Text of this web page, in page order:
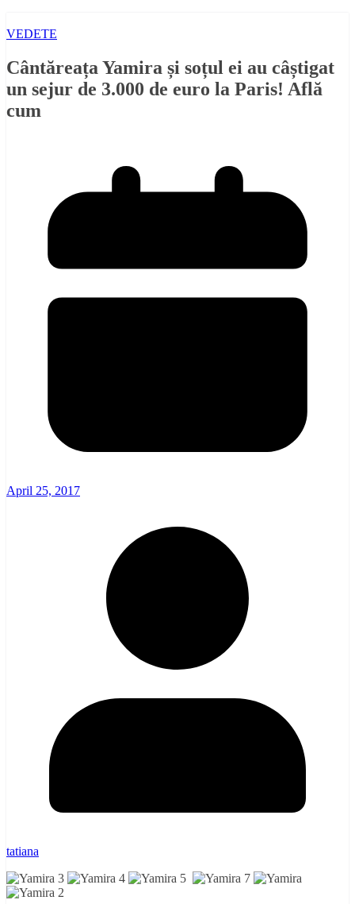
VEDETE
Cântăreața Yamira și soțul ei au câștigat
un sejur de 3.000 de euro la Paris! Află
cum
April 25, 2017
tatiana